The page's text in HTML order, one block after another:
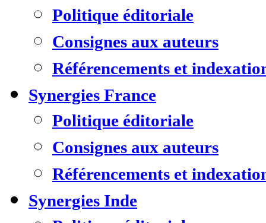
Politique éditoriale
Consignes aux auteurs
Référencements et
Synergies France
Politique éditoriale
Consignes aux auteurs
Référencements et
Synergies Inde